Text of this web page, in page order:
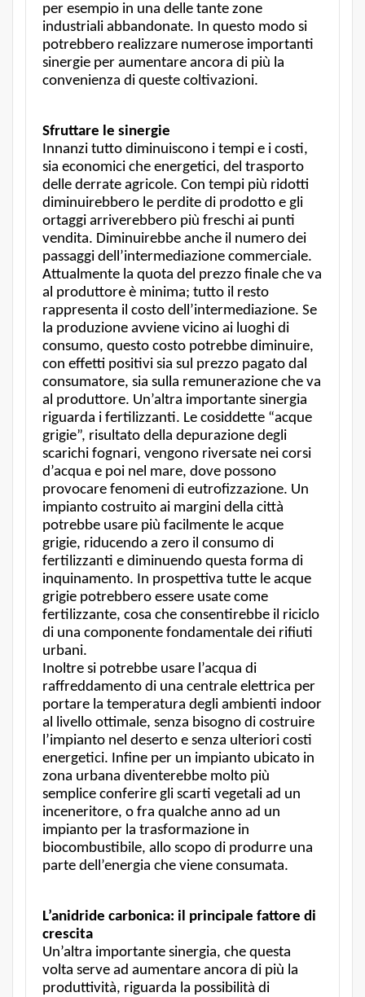
per esempio in una delle tante zone
industriali abbandonate. In questo modo si
potrebbero realizzare numerose importanti
sinergie per aumentare ancora di più la
convenienza di queste coltivazioni.
Sfruttare le sinergie
Innanzi tutto diminuiscono i tempi e i costi,
sia economici che energetici, del trasporto
delle derrate agricole. Con tempi più ridotti
diminuirebbero le perdite di prodotto e gli
ortaggi arriverebbero più freschi ai punti
vendita. Diminuirebbe anche il numero dei
passaggi dell’intermediazione commerciale.
Attualmente la quota del prezzo finale che va
al produttore è minima; tutto il resto
rappresenta il costo dell’intermediazione. Se
la produzione avviene vicino ai luoghi di
consumo, questo costo potrebbe diminuire,
con effetti positivi sia sul prezzo pagato dal
consumatore, sia sulla remunerazione che va
al produttore. Un’altra importante sinergia
riguarda i fertilizzanti. Le cosiddette “acque
grigie”, risultato della depurazione degli
scarichi fognari, vengono riversate nei corsi
d’acqua e poi nel mare, dove possono
provocare fenomeni di eutrofizzazione. Un
impianto costruito ai margini della città
potrebbe usare più facilmente le acque
grigie, riducendo a zero il consumo di
fertilizzanti e diminuendo questa forma di
inquinamento. In prospettiva tutte le acque
grigie potrebbero essere usate come
fertilizzante, cosa che consentirebbe il riciclo
di una componente fondamentale dei rifiuti
urbani.
Inoltre si potrebbe usare l’acqua di
raffreddamento di una centrale elettrica per
portare la temperatura degli ambienti indoor
al livello ottimale, senza bisogno di costruire
l’impianto nel deserto e senza ulteriori costi
energetici. Infine per un impianto ubicato in
zona urbana diventerebbe molto più
semplice conferire gli scarti vegetali ad un
inceneritore, o fra qualche anno ad un
impianto per la trasformazione in
biocombustibile, allo scopo di produrre una
parte dell’energia che viene consumata.
L’anidride carbonica: il principale fattore di
crescita
Un’altra importante sinergia, che questa
volta serve ad aumentare ancora di più la
produttività, riguarda la possibilità di